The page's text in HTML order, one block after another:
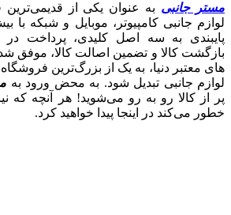
مستر جانبی به عنوان یکی از قدیمی‌ترین
لوازم جانبی کامپیوتر، موبایل و شبکه با
بازگشت کالا و تضمین اصالت کالا، موفق
های معتبر دنیا، به یک از بزرگ‌ترین فروشگاه
لوازم جانبی تبدیل شود. به محض ورود به
پر از کالا رو به رو می‌شوید! هر آنچه که
خطور می‌کند در اینجا پیدا خواهید کرد.